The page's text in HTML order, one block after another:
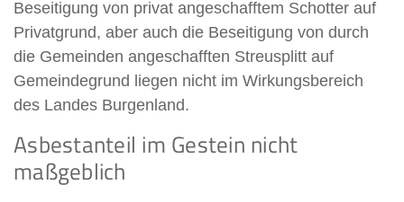
Beseitigung von privat angeschafftem Schotter auf
Privatgrund, aber auch die Beseitigung von durch
die Gemeinden angeschafften Streusplitt auf
Gemeindegrund liegen nicht im Wirkungsbereich
des Landes Burgenland.
Asbestanteil im Gestein nicht
maßgeblich